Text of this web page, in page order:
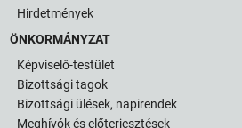
Hirdetmények
ÖNKORMÁNYZAT
Képviselő-testület
Bizottsági tagok
Bizottsági ülések, napirendek
Meghívók és előterjesztések